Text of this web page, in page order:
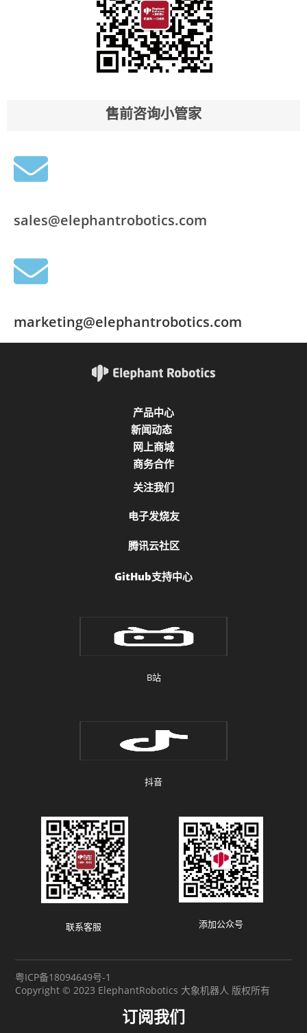
售前咨询小管家
sales@elephantrobotics.com
marketing@elephantrobotics.com
产品中心
新闻动态
网上商城
商务合作
关注我们
电子发烧友
腾讯云社区
GitHub支持中心
B站
抖音
联系客服 添加公众号
粤ICP备18094649号-1
Copyright © 2023 ElephantRobotics 大象机器人 版权所有
订阅我们